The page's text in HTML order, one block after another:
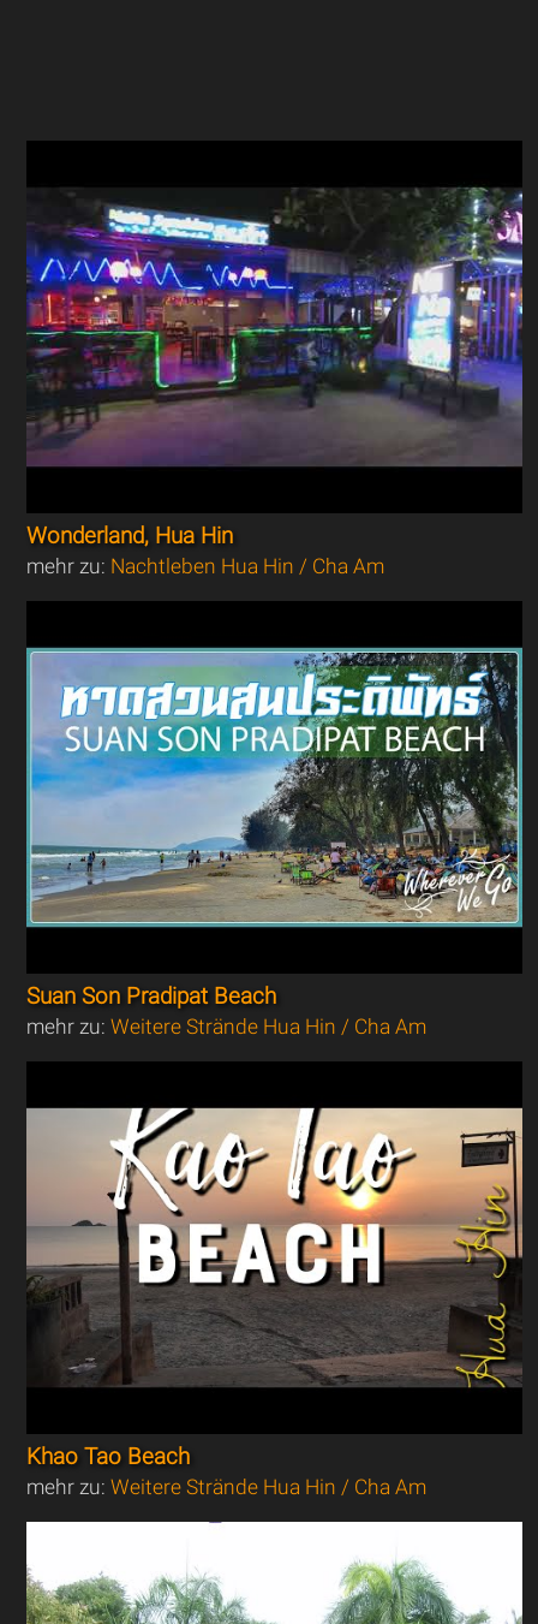
Wonderland, Hua Hin
mehr zu: Nachtleben Hua Hin / Cha Am
Suan Son Pradipat Beach
mehr zu:Weitere Strände Hua Hin / Cha Am
Khao Tao Beach
mehr zu:Weitere Strände Hua Hin / Cha Am